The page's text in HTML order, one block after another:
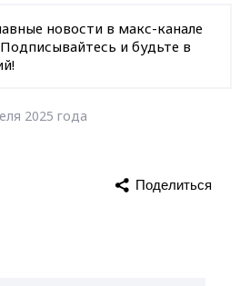
новости в макс-канале
и будьте в
2025 года
Поделиться